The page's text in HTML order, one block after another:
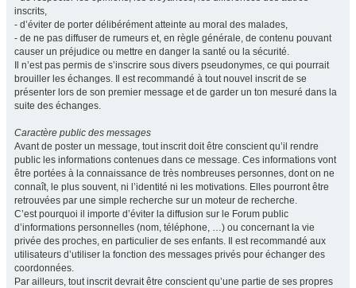
inscrits,
- d’éviter de porter délibérément atteinte au moral des malades,
- de ne pas diffuser de rumeurs et, en règle générale, de contenu pouvant
causer un préjudice ou mettre en danger la santé ou la sécurité.
Il n’est pas permis de s’inscrire sous divers pseudonymes, ce qui pourrait
brouiller les échanges. Il est recommandé à tout nouvel inscrit de se
présenter lors de son premier message et de garder un ton mesuré dans la
suite des échanges.
Caractère public des messages
Avant de poster un message, tout inscrit doit être conscient qu’il rendre
public les informations contenues dans ce message. Ces informations vont
être portées à la connaissance de très nombreuses personnes, dont on ne
connaît, le plus souvent, ni l’identité ni les motivations. Elles pourront être
retrouvées par une simple recherche sur un moteur de recherche.
C’est pourquoi il importe d’éviter la diffusion sur le Forum public
d’informations personnelles (nom, téléphone, …) ou concernant la vie
privée des proches, en particulier de ses enfants. Il est recommandé aux
utilisateurs d’utiliser la fonction des messages privés pour échanger des
coordonnées.
Par ailleurs, tout inscrit devrait être conscient qu’une partie de ses propres